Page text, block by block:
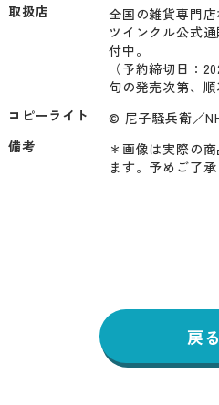
取扱店
全国の雑貨専門店
ツインクル公式通
付中。
（予約締切日：
旬の発売次第、順
コピーライト
© 尼子騒兵衛／
備考
＊画像は実際の
ます。予めご了承
戻る